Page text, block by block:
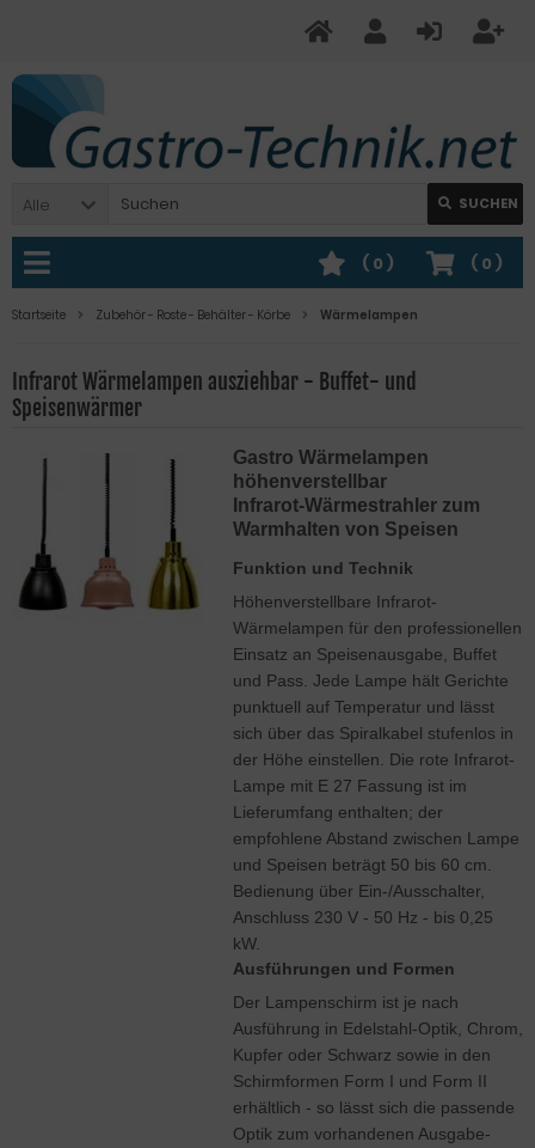
Alle SUCHEN
( 0 )
( 0 )
Startseite Zubehör - Roste - Behälter - Körbe Wärmelampen
Infrarot Wärmelampen ausziehbar - Buffet- und
Speisenwärmer
Gastro Wärmelampen
höhenverstellbar
Infrarot-Wärmestrahler zum
Warmhalten von Speisen
Funktion und Technik
Höhenverstellbare Infrarot-
Wärmelampen für den professionellen
Einsatz an Speisenausgabe, Buffet
und Pass. Jede Lampe hält Gerichte
punktuell auf Temperatur und lässt
sich über das Spiralkabel stufenlos in
der Höhe einstellen. Die rote Infrarot-
Lampe mit E 27 Fassung ist im
Lieferumfang enthalten; der
empfohlene Abstand zwischen Lampe
und Speisen beträgt 50 bis 60 cm.
Bedienung über Ein-/Ausschalter,
Anschluss 230 V - 50 Hz - bis 0,25
kW.
Ausführungen und Formen
Der Lampenschirm ist je nach
Ausführung in Edelstahl-Optik, Chrom,
Kupfer oder Schwarz sowie in den
Schirmformen Form I und Form II
erhältlich - so lässt sich die passende
Optik zum vorhandenen Ausgabe-